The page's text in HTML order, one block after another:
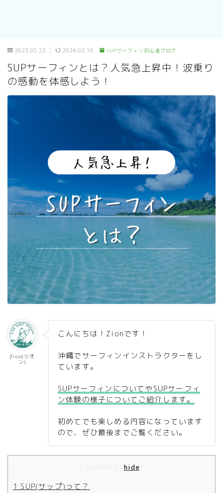
2023.05.23 2024.02.16 SUPサーフィン初心者ブログ
SUPサーフィンとは？人気急上昇中！波乗り
の感動を体感しよう！
Zion(シオ
ン)
こんにちは！Zionです！
沖縄でサーフィンインストラクターをし
ています。
SUPサーフィンについてやSUPサーフィ
ン体験の様子についてご紹介します。
初めてでも楽しめる内容になっています
ので、ぜひ最後までご覧ください。
hide
1 SUP(サップ)って？